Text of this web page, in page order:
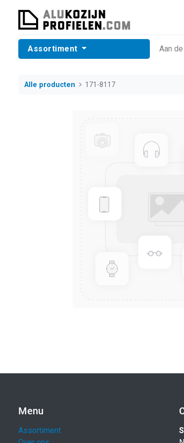
Assortiment ​Aan
Alle producten 171-8117
Menu
Assortiment